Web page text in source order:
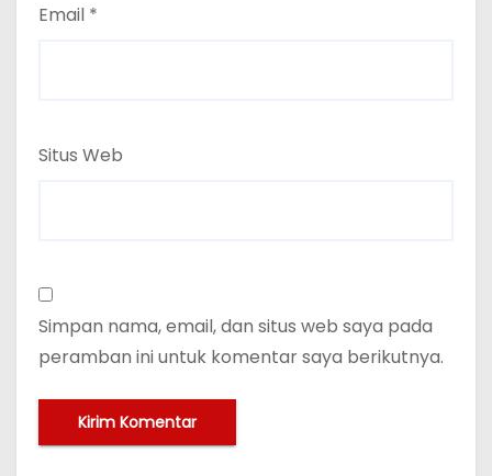
Email *
Situs Web
Simpan nama, email, dan situs web saya pada
peramban ini untuk komentar saya berikutnya.